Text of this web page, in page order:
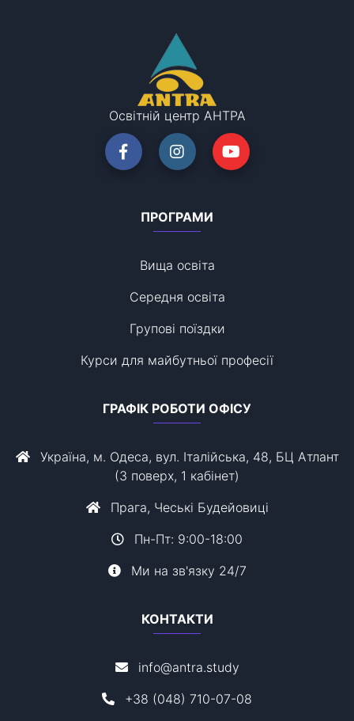
Освітній центр АНТРА
ПРОГРАМИ
Вища освіта
Середня освіта
Групові поїздки
Курси для майбутньої професії
ГРАФІК РОБОТИ ОФІСУ
Україна, м. Одеса, вул. Італійська, 48, БЦ Атлант
(3 поверх, 1 кабінет)
Прага, Чеські Будейовиці
Пн-Пт: 9:00-18:00
Ми на зв'язку 24/7
КОНТАКТИ
info@antra.study
+38 (048) 710-07-08